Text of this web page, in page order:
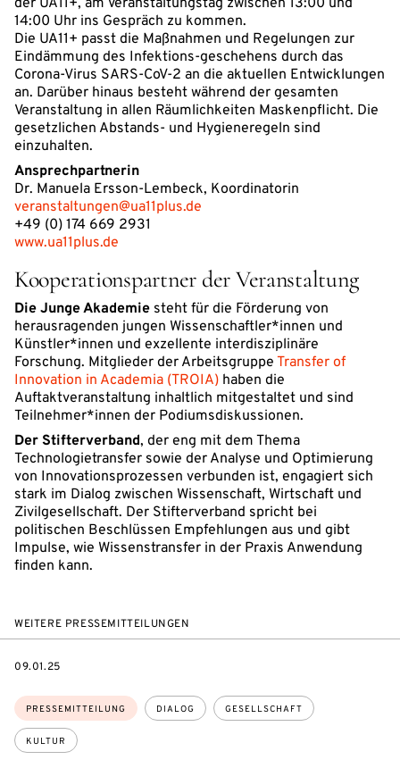
der UA11+, am Veranstaltungstag zwischen 13:00 und
14:00 Uhr ins Gespräch zu kommen.
Die UA11+ passt die Maßnahmen und Regelungen zur
Eindämmung des Infektions-geschehens durch das
Corona-Virus SARS-CoV-2 an die aktuellen Entwicklungen
an. Darüber hinaus besteht während der gesamten
Veranstaltung in allen Räumlichkeiten Maskenpflicht. Die
gesetzlichen Abstands- und Hygieneregeln sind
einzuhalten.
Ansprechpartnerin
Dr. Manuela Ersson-Lembeck, Koordinatorin
veranstaltungen@ua11plus.de
+49 (0) 174 669 2931
www.ua11plus.de
Kooperationspartner der Veranstaltung
Die Junge Akademie steht für die Förderung von
herausragenden jungen Wissenschaftler*innen und
Künstler*innen und exzellente interdisziplinäre
Forschung. Mitglieder der Arbeitsgruppe Transfer of
Innovation in Academia (TROIA) haben die
Auftaktveranstaltung inhaltlich mitgestaltet und sind
Teilnehmer*innen der Podiumsdiskussionen.
Der Stifterverband, der eng mit dem Thema
Technologietransfer sowie der Analyse und Optimierung
von Innovationsprozessen verbunden ist, engagiert sich
stark im Dialog zwischen Wissenschaft, Wirtschaft und
Zivilgesellschaft. Der Stifterverband spricht bei
politischen Beschlüssen Empfehlungen aus und gibt
Impulse, wie Wissenstransfer in der Praxis Anwendung
finden kann.
WEITERE PRESSEMITTEILUNGEN
Themen:
PRESSEMITTEILUNG DIALOG GESELLSCHAFT
KULTUR
DATE
09.01.25